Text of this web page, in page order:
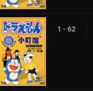
1 - 62